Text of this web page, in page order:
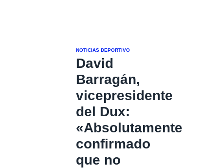
NOTICIAS DEPORTIVO
David
Barragán,
vicepresidente
del Dux:
«Absolutamente
confirmado
que no